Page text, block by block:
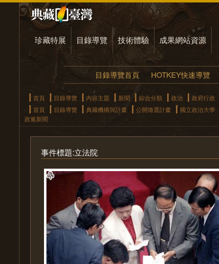
珍藏特展 目錄導覽 技術體驗 成果網站資源
目錄導覽首頁 HOTKEY快速導覽
首頁 目錄導覽 內容主題 新聞 綜合分類 政治
政府行政
首頁
目錄導覽 典藏機構與計畫 公開徵選計畫
國立政治大學
政黨新聞
事件標題:立法院